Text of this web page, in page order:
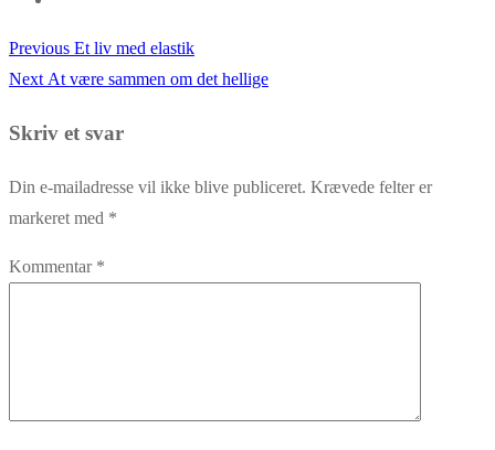
Indlægsnavigation
Previous Previous
post:
Et liv med elastik
Next Next
At være sammen om det hellige
Skriv et svar
Din e-mailadresse vil ikke blive publiceret. Krævede felter er
markeret med *
Kommentar *